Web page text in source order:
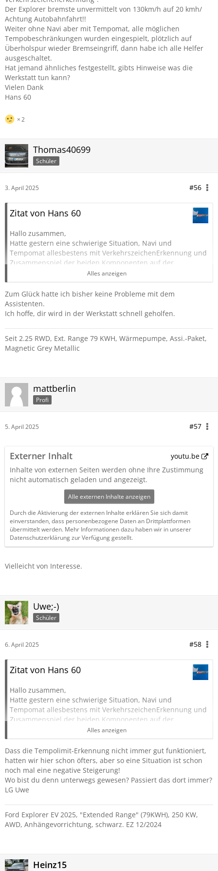
Der Explorer bremste unvermittelt von 130km/h auf 20 kmh/
Achtung Autobahnfahrt!!
Weiter ohne Navi aber mit Tempomat, alle möglichen
Tempobeschränkungen wurden eingespielt, plötzlich auf
Überholspur wieder Bremseingriff, dann habe ich alle Helfer
ausgeschaltet.
Hat jemand ähnliches festgestellt, gibts Hinweise was die
Werkstatt tun kann?
Vielen Dank
Hans 60
2
Thomas40699
Schüler
3. April 2025 #56
Zitat von Hans 60
Hallo zusammen,
Hatte gestern eine schwierige Situation, Navi und
Tempomat allesbestens mit VerkehrszeichenErkennung und
Zusammenspiel der beiden Komponenten auf der
Autobahn, bis die Meldung kam „keine Daten für diese
Gegend“, „Keine Verkehrszeichenerkennung“.
Der Explorer bremste unvermittelt von 130km/h auf 20 kmh/
Achtung Autobahnfahrt!!
Weiter ohne Navi aber mit Tempomat, alle möglichen
Überholspur wieder Bremseingriff, dann habe ich alle Helfer
ausgeschaltet.
Hat jemand ähnliches festgestellt, gibts Hinweise was die
Hans 60
Alles anzeigen
Zum Glück hatte ich bisher keine Probleme mit dem
Assistenten.
Ich hoffe, dir wird in der Werkstatt schnell geholfen.
Seit 2.25 RWD, Ext. Range 79 KWH, Wärmepumpe, Assi.-Paket,
Magnetic Grey Metallic
mattberlin
Profi
5. April 2025 #57
Externer Inhalt
youtu.be
Inhalte von externen Seiten werden ohne Ihre Zustimmung
nicht automatisch geladen und angezeigt.
Alle externen Inhalte anzeigen
Durch die Aktivierung der externen Inhalte erklären Sie sich damit
einverstanden, dass personenbezogene Daten an Drittplattformen
übermittelt werden. Mehr Informationen dazu haben wir in unserer
Datenschutzerklärung zur Verfügung gestellt.
Vielleicht von Interesse.
Uwe;-)
Schüler
6. April 2025 #58
Zitat von Hans 60
Hallo zusammen,
Hatte gestern eine schwierige Situation, Navi und
Tempomat allesbestens mit VerkehrszeichenErkennung und
Zusammenspiel der beiden Komponenten auf der
Autobahn, bis die Meldung kam „keine Daten für diese
Gegend“, „Keine Verkehrszeichenerkennung“.
Der Explorer bremste unvermittelt von 130km/h auf 20 kmh/
Achtung Autobahnfahrt!!
Weiter ohne Navi aber mit Tempomat, alle möglichen
Tempobeschränkungen wurden eingespielt, plötzlich auf
Überholspur wieder Bremseingriff, dann habe ich alle Helfer
Hat jemand ähnliches festgestellt, gibts Hinweise was die
Werkstatt tun kann?
Vielen Dank
Alles anzeigen
Dass die Tempolimit-Erkennung nicht immer gut funktioniert,
hatten wir hier schon öfters, aber so eine Situation ist schon
noch mal eine negative Steigerung!
Wo bist du denn unterwegs gewesen? Passiert das dort immer?
LG Uwe
Ford Explorer EV 2025, "Extended Range" (79KWH), 250 KW,
AWD, Anhängevorrichtung, schwarz. EZ 12/2024
Heinz15